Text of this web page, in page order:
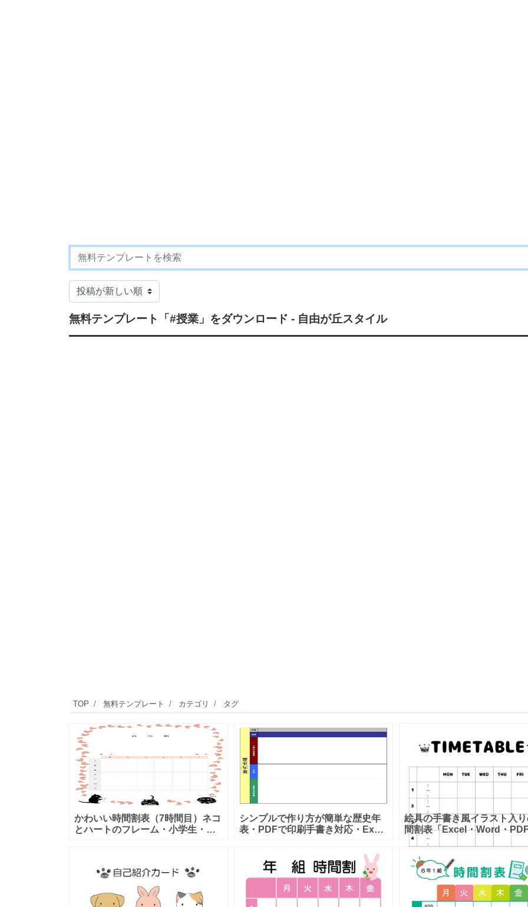
無料テンプレート 「#授業」 をダウンロード - 自由が丘スタイル
TOP 無料テンプレート カテゴリ タグ
かわいい時間割表（7時間目）ネコ
とハートのフレーム・小学生・小
状にハ
シンプルで作り方が簡単な歴史年
表・PDFで印刷手書き対応・Excel
ます。勉強時に自分で作成する歴
史年表となり、日本史と世界史を
絵具の手書き風イラスト入
間割表「Excel・Word・
しゃれなデザインのテンプ
いやすい時間割表となりま